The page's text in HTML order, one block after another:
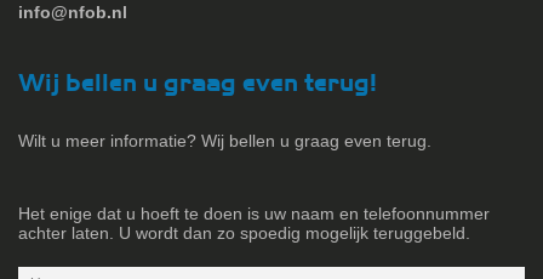
info@nfob.nl
Wij bellen u graag even terug!
Wilt u meer informatie? Wij bellen u graag even terug.
Het enige dat u hoeft te doen is uw naam en telefoonnummer
achter laten. U wordt dan zo spoedig mogelijk teruggebeld.